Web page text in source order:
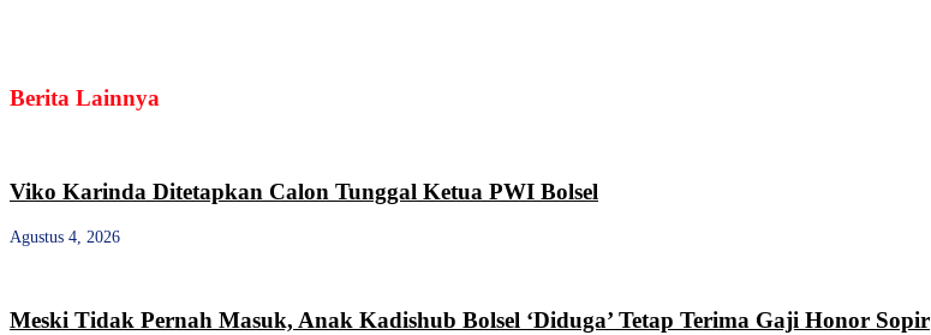
Berita Lainnya
Viko Karinda Ditetapkan Calon Tunggal Ketua PWI Bolsel
Agustus 4, 2026
Meski Tidak Pernah Masuk, Anak Kadishub Bolsel ‘Diduga’ Tetap Terima Gaji Honor Sopir